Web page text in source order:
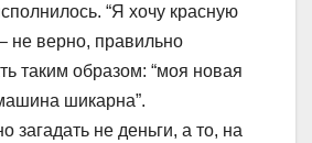
“Я хочу красную
не верно, правильно
таким образом: “моя новая
шикарна”.
загадать не деньги, а то, на